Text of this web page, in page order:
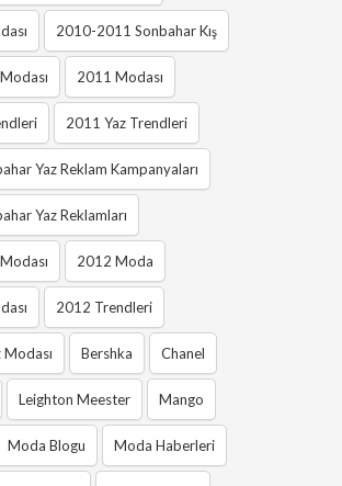
2010-2011 Sonbahar Kış
2011 Modası
2011 Yaz Trendleri
Yaz Reklam Kampanyaları
Yaz Reklamları
2012 Moda
2012 Trendleri
Bershka Chanel
Leighton Meester Mango
Moda Blogu Moda Haberleri